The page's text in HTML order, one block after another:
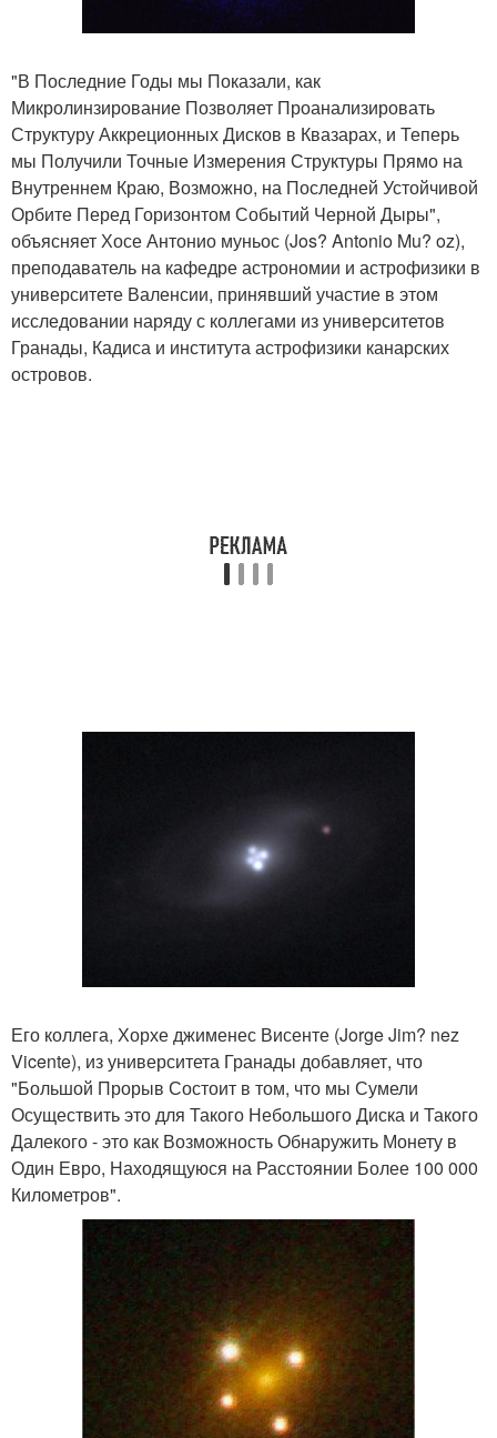
"В Последние Годы мы Показали, как
Микролинзирование Позволяет Проанализировать
Структуру Аккреционных Дисков в Квазарах, и Теперь
мы Получили Точные Измерения Структуры Прямо на
Внутреннем Краю, Возможно, на Последней Устойчивой
Орбите Перед Горизонтом Событий Черной Дыры",
объясняет Хосе Антонио муньос (Jos? Antonio Mu? oz),
преподаватель на кафедре астрономии и астрофизики в
университете Валенсии, принявший участие в этом
исследовании наряду с коллегами из университетов
Гранады, Кадиса и института астрофизики канарских
островов.
Его коллега, Хорхе джименес Висенте (Jorge Jim? nez
Vicente), из университета Гранады добавляет, что
"Большой Прорыв Состоит в том, что мы Сумели
Осуществить это для Такого Небольшого Диска и Такого
Далекого - это как Возможность Обнаружить Монету в
Один Евро, Находящуюся на Расстоянии Более 100 000
Километров".